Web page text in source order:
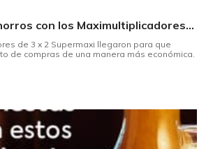
Triplique sus ahorros con los Maximultiplicadores de Supermaxi
de 3 x 2 Supermaxi llegaron para que
de compras de una manera más económica.